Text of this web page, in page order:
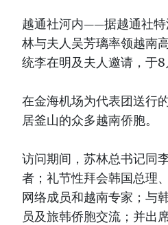
越通社河内——据越通社特
林与夫人吴芳璃率领越南
统李在明及夫人邀请，于8
在金海机场为代表团送行
居釜山的众多越南侨胞。
访问期间，苏林总书记同
者；礼节性拜会韩国总理
网络成员和越南专家；与
员及旅韩侨胞交流；并出